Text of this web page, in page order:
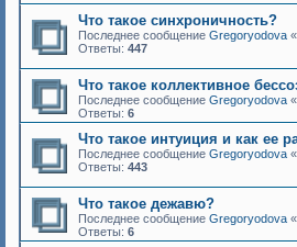
Что такое синхроничность?
Последнее сообщение Gregoryodova «
Ответы: 447
Что такое коллективное
Последнее сообщение Gregoryodova «
Ответы: 6
Что такое интуиция и как ее
Последнее сообщение Gregoryodova «
Ответы: 443
Что такое дежавю?
Последнее сообщение Gregoryodova «
Ответы: 6